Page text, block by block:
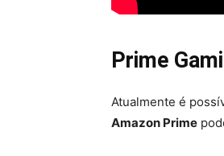
Prime
Atualmente é
Amazon Prime